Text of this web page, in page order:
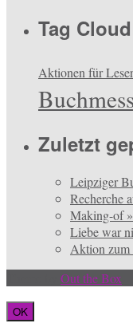
Tag Cloud
Aktionen für Leser
Zuletzt
Leipziger
Recherche
Making-of
Liebe war
Aktion zum
Out the Box
OK